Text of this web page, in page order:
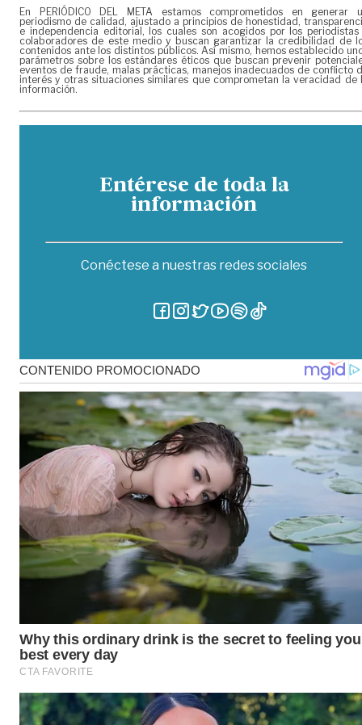
En PERIÓDICO DEL META estamos comprometidos en generar
periodismo de calidad, ajustado a principios de honestidad,
e independencia editorial, los cuales son acogidos por los periodistas
colaboradores de este medio y buscan garantizar la credibilidad de
contenidos ante los distintos públicos. Así mismo, hemos establecido
parámetros sobre los estándares éticos que buscan prevenir
eventos de fraude, malas prácticas, manejos inadecuados de conflicto
interés y otras situaciones similares que comprometan la veracidad de
información.
Entérese de toda la
información
Conéctese a nuestras redes sociales